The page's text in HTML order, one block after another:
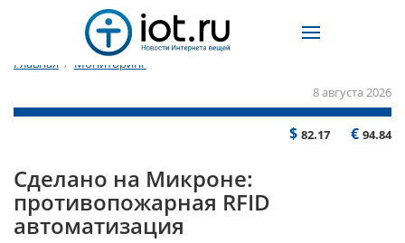
Главная / Мониторинг
8 августа 2026
$ 82.17 € 94.84
Сделано на Микроне:
противопожарная RFID
автоматизация